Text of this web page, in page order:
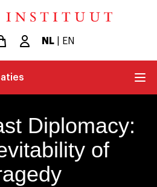
NL| EN
Diplomacy:
of